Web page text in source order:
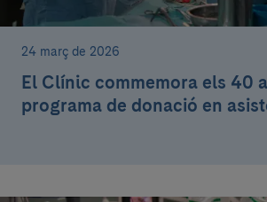
24 març de 2026
El Clínic commemora els 40
programa de donació en